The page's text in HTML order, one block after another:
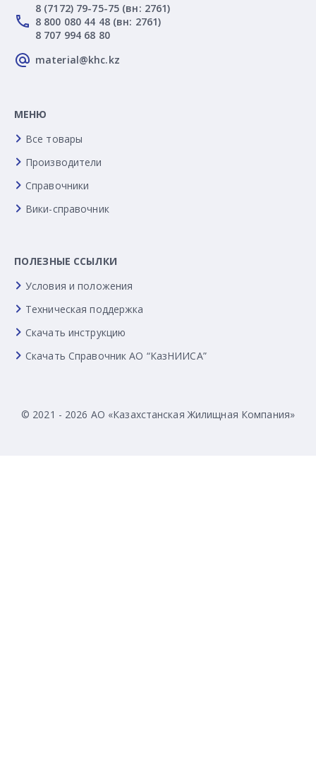
8 (7172) 79-75-75 (вн: 2761)
8 800 080 44 48 (вн: 2761)
8 707 994 68 80
material@khc.kz
МЕНЮ
Все товары
Производители
Справочники
Вики-справочник
ПОЛЕЗНЫЕ ССЫЛКИ
Условия и положения
Техническая поддержка
Скачать инструкцию
Скачать Справочник АО “КазНИИСА”
© 2021 - 2026 АО «Казахстанская Жилищная Компания»